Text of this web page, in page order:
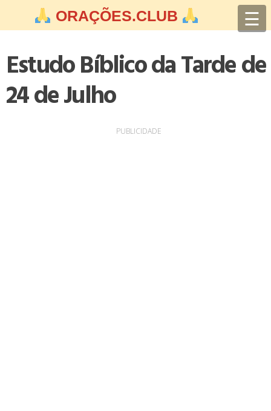
ORAÇÕES.CLUB ☰
Estudo Bíblico da Tarde de
24 de Julho
PUBLICIDADE